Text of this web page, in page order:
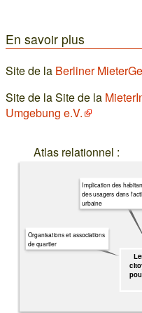
En savoir plus
Site de la Berliner
Site de la Site de la
Umgebung e.V.
Atlas relationnel :
Implication des
des usagers dans
urbaine
Organisations et associations
de quartier